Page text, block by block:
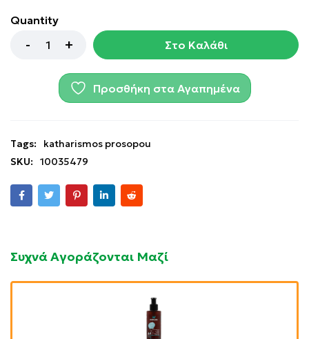
Quantity
Στο Καλάθι
Προσθήκη στα Αγαπημένα
Tags:
katharismos prosopou
SKU:
10035479
Συχνά Αγοράζονται Μαζί